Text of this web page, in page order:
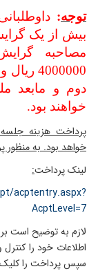
توجه:
بیش از یک
مصاحبه
خواهند بود.
پرداخت هزینه
خواهد بود. به منظور
لینک پرداخت:
acptentry.aspx?
AcptLevel=7
لازم به توضیح است
اطلاعات خود را
سپس پرداخت را کلیک